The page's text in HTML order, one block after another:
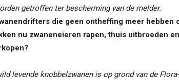
getroffen ter bescherming van de melder.
die geen ontheffing meer hebben
nu zwaneneieren rapen, thuis uitbroeden
levende knobbelzwanen is op grond van de